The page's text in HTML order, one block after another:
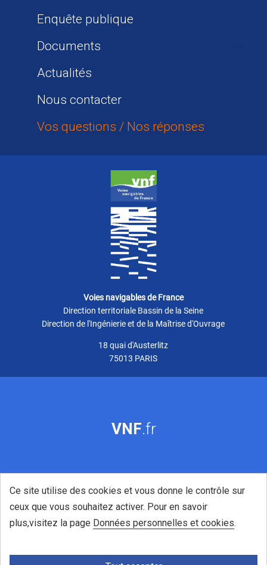
Enquête publique
Documents
Actualités
Nous contacter
Vos questions / Nos réponses
Voies navigables de France
Direction territoriale Bassin de la Seine
Direction de l'Ingénierie et de la Maîtrise d'Ouvrage
18 quai d'Austerlitz
75013 PARIS
VNF.fr
Ce site utilise des cookies et vous donne le contrôle sur
ceux que vous souhaitez activer. Pour en savoir
plus,visitez la page Données personnelles et cookies.